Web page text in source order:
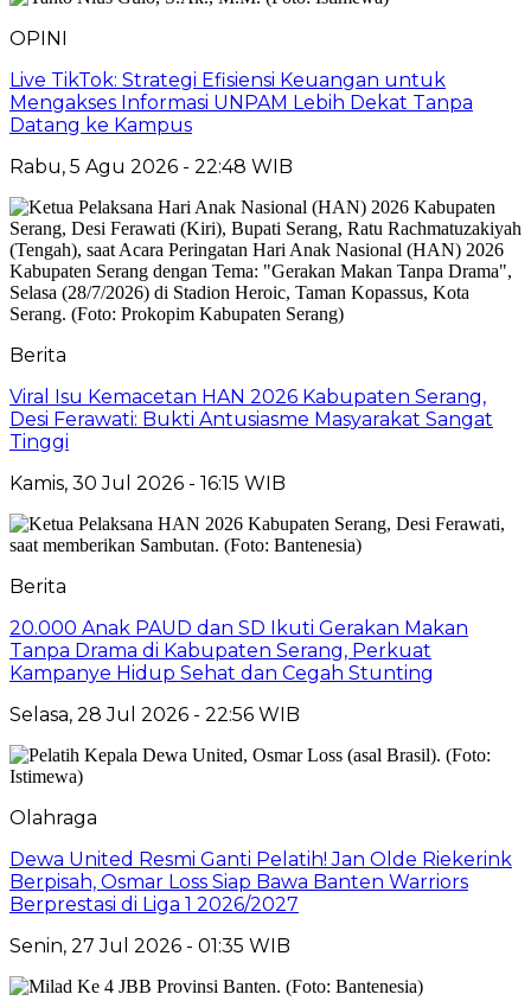
OPINI
Live TikTok: Strategi Efisiensi Keuangan untuk
Mengakses Informasi UNPAM Lebih Dekat Tanpa
Datang ke Kampus
Rabu, 5 Agu 2026 - 22:48 WIB
Berita
Viral Isu Kemacetan HAN 2026 Kabupaten Serang,
Desi Ferawati: Bukti Antusiasme Masyarakat Sangat
Tinggi
Kamis, 30 Jul 2026 - 16:15 WIB
Berita
20.000 Anak PAUD dan SD Ikuti Gerakan Makan
Tanpa Drama di Kabupaten Serang, Perkuat
Kampanye Hidup Sehat dan Cegah Stunting
Selasa, 28 Jul 2026 - 22:56 WIB
Olahraga
Dewa United Resmi Ganti Pelatih! Jan Olde Riekerink
Berpisah, Osmar Loss Siap Bawa Banten Warriors
Berprestasi di Liga 1 2026/2027
Senin, 27 Jul 2026 - 01:35 WIB